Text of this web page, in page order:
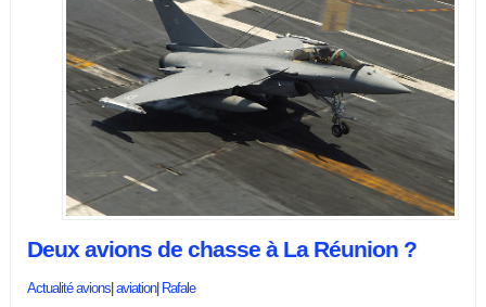
Deux avions de chasse à La Réunion ?
Actualité avions|aviation| Rafale